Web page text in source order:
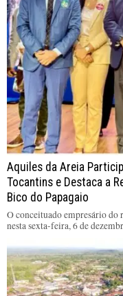
Aquiles da Areia
Tocantins e Destaca a
Bico do Papagaio
O conceituado empresário
nesta sexta-feira, 6 de